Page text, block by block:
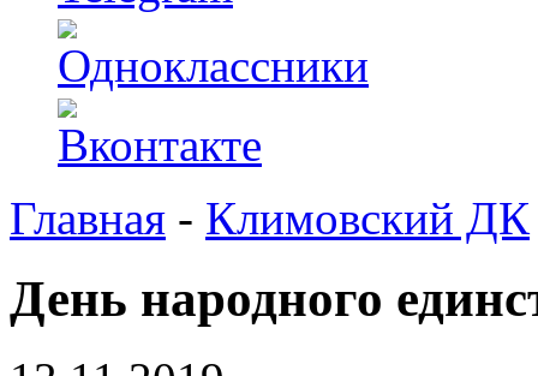
Главная - Климовский ДК
День народного